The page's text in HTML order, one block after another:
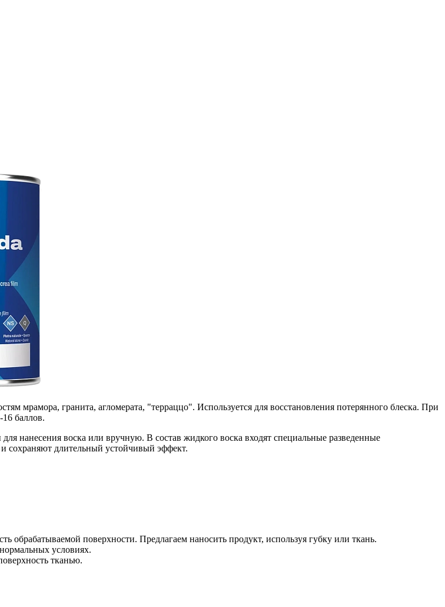
мрамора, гранита, агломерата, "терраццо". Используется для восстановления потерянного блеска. При
баллов.
нанесения воска или вручную. В состав жидкого воска входят специальные разведенные
сохраняют длительный устойчивый эффект.
обрабатываемой поверхности. Предлагаем наносить продукт, используя губку или ткань.
условиях.
тканью.